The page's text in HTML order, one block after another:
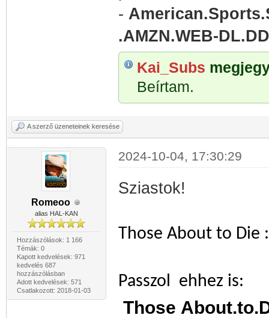
-
.AMZN.WEB-
Kai_Subs
Beírtam.
A szerző üzeneteinek keresése
Romeoo
alias HAL-KAN
Hozzászólások: 1 166
Témák: 0
Kapott kedvelések: 971
kedvelés 687
hozzászólásban
Adott kedvelések: 571
Csatlakozott: 2018-01-03
2024-10-04, 17:30:29
Sziastok!
Those About to Die :
Passzol ehhez is:
Those